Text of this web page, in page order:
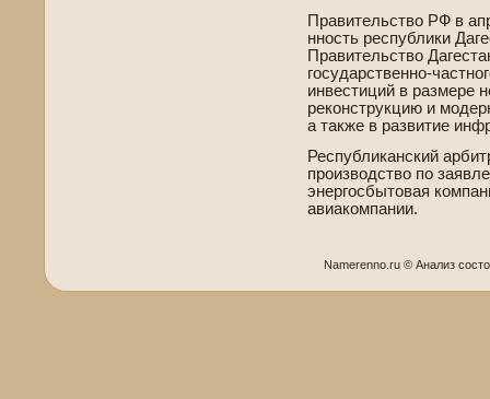
Правительство РФ в
нность республики
Правительство
государстве­нно-
инве­стиций в размере
реконструкцию и
а также в развитие
Республиканский
производство по
энергосбытовая
авиакомпании.
Namerenno.ru © Анализ